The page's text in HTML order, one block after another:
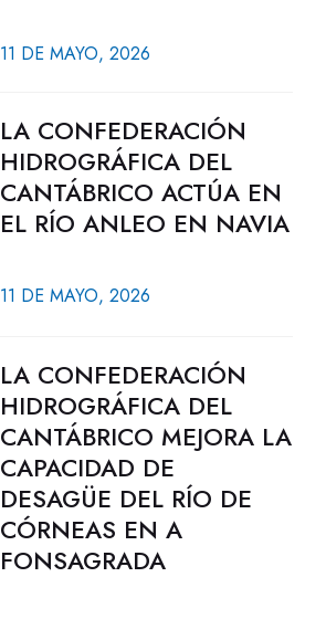
11 DE MAYO, 2026
LA CONFEDERACIÓN
HIDROGRÁFICA DEL
CANTÁBRICO ACTÚA EN
EL RÍO ANLEO EN NAVIA
11 DE MAYO, 2026
LA CONFEDERACIÓN
HIDROGRÁFICA DEL
CANTÁBRICO MEJORA LA
CAPACIDAD DE
DESAGÜE DEL RÍO DE
CÓRNEAS EN A
FONSAGRADA